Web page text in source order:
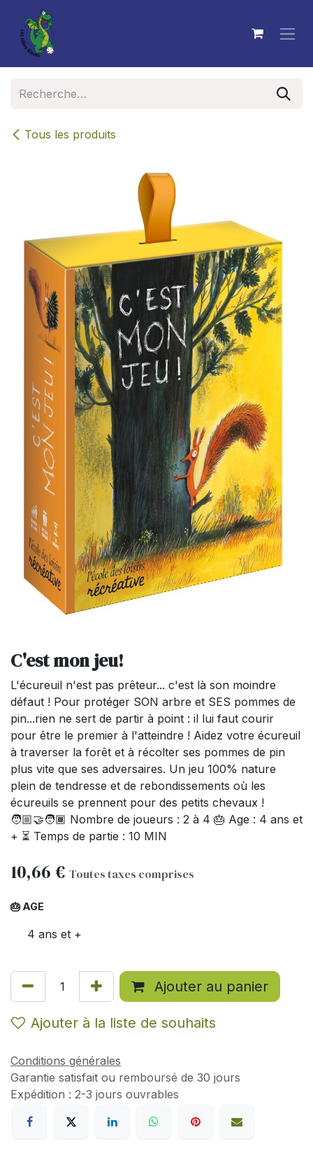
Se rendre au contenu
Tous les produits
C'est mon jeu!
L'écureuil n'est pas prêteur... c'est là son moindre
défaut ! Pour protéger SON arbre et SES pommes de
pin...rien ne sert de partir à point : il lui faut courir
pour être le premier à l'atteindre ! Aidez votre écureuil
à traverser la forêt et à récolter ses pommes de pin
plus vite que ses adversaires. Un jeu 100% nature
plein de tendresse et de rebondissements où les
écureuils se prennent pour des petits chevaux !
🧑🏼‍🤝‍🧑🏾 Nombre de joueurs : 2 à 4 🎂 Age : 4 ans et
+ ⏳ Temps de partie : 10 MIN
10,66 € Toutes taxes comprises
🎂 AGE
4 ans et +
Ajouter au panier
Ajouter à la liste de souhaits
Conditions générales
Garantie satisfait ou remboursé de 30 jours
Expédition : 2-3 jours ouvrables